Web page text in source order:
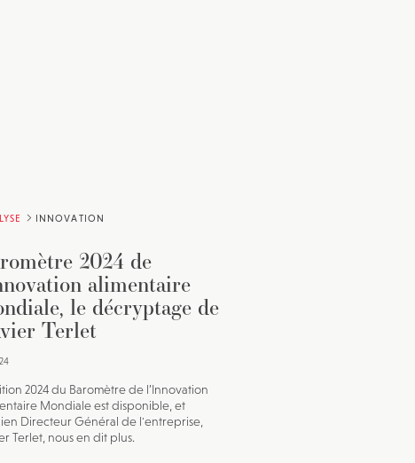
INNOVATION
2024 de
alimentaire
le décryptage de
Terlet
2024 du Baromètre de l’Innovation
Mondiale est disponible, et
Directeur Général de l'entreprise,
Terlet, nous en dit plus.